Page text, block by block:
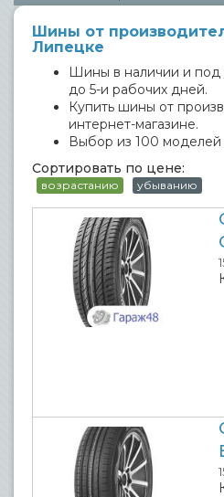
Шины от
Липецке
Шины в наличии и под
до 5-и рабочих дней.
Купить шины от
интернет-магазине.
Выбор из 100
Сортировать по цене:
возрастанию убыванию